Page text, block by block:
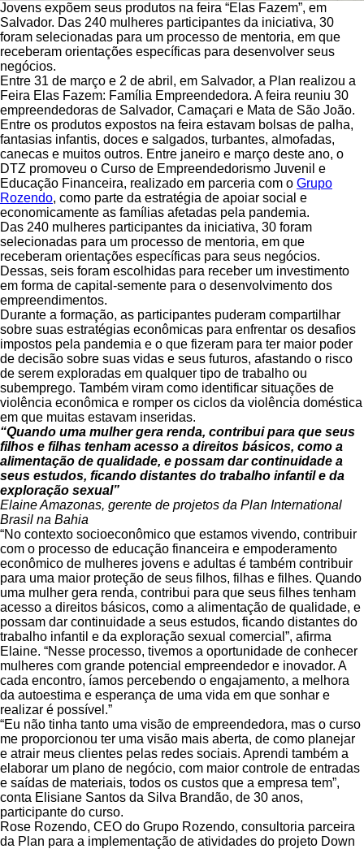
Jovens expõem seus produtos na feira “Elas Fazem”, em
Salvador. Das 240 mulheres participantes da iniciativa, 30
foram selecionadas para um processo de mentoria, em que
receberam orientações específicas para desenvolver seus
negócios.
Entre 31 de março e 2 de abril, em Salvador, a Plan realizou a
Feira Elas Fazem: Família Empreendedora. A feira reuniu 30
empreendedoras de Salvador, Camaçari e Mata de São João.
Entre os produtos expostos na feira estavam bolsas de palha,
fantasias infantis, doces e salgados, turbantes, almofadas,
canecas e muitos outros. Entre janeiro e março deste ano, o
DTZ promoveu o Curso de Empreendedorismo Juvenil e
Educação Financeira, realizado em parceria com o Grupo
Rozendo, como parte da estratégia de apoiar social e
economicamente as famílias afetadas pela pandemia.
Das 240 mulheres participantes da iniciativa, 30 foram
selecionadas para um processo de mentoria, em que
receberam orientações específicas para seus negócios.
Dessas, seis foram escolhidas para receber um investimento
em forma de capital-semente para o desenvolvimento dos
empreendimentos.
Durante a formação, as participantes puderam compartilhar
sobre suas estratégias econômicas para enfrentar os desafios
impostos pela pandemia e o que fizeram para ter maior poder
de decisão sobre suas vidas e seus futuros, afastando o risco
de serem exploradas em qualquer tipo de trabalho ou
subemprego. Também viram como identificar situações de
violência econômica e romper os ciclos da violência doméstica
em que muitas estavam inseridas.
“Quando uma mulher gera renda, contribui para que seus
filhos e filhas tenham acesso a direitos básicos, como a
alimentação de qualidade, e possam dar continuidade a
seus estudos, ficando distantes do trabalho infantil e da
exploração sexual”
Elaine Amazonas, gerente de projetos da Plan International
Brasil na Bahia
“No contexto socioeconômico que estamos vivendo, contribuir
com o processo de educação financeira e empoderamento
econômico de mulheres jovens e adultas é também contribuir
para uma maior proteção de seus filhos, filhas e filhes. Quando
uma mulher gera renda, contribui para que seus filhes tenham
acesso a direitos básicos, como a alimentação de qualidade, e
possam dar continuidade a seus estudos, ficando distantes do
trabalho infantil e da exploração sexual comercial”, afirma
Elaine. “Nesse processo, tivemos a oportunidade de conhecer
mulheres com grande potencial empreendedor e inovador. A
cada encontro, íamos percebendo o engajamento, a melhora
da autoestima e esperança de uma vida em que sonhar e
realizar é possível.”
“Eu não tinha tanto uma visão de empreendedora, mas o curso
me proporcionou ter uma visão mais aberta, de como planejar
e atrair meus clientes pelas redes sociais. Aprendi também a
elaborar um plano de negócio, com maior controle de entradas
e saídas de materiais, todos os custos que a empresa tem”,
conta Elisiane Santos da Silva Brandão, de 30 anos,
participante do curso.
Rose Rozendo, CEO do Grupo Rozendo, consultoria parceira
da Plan para a implementação de atividades do projeto Down